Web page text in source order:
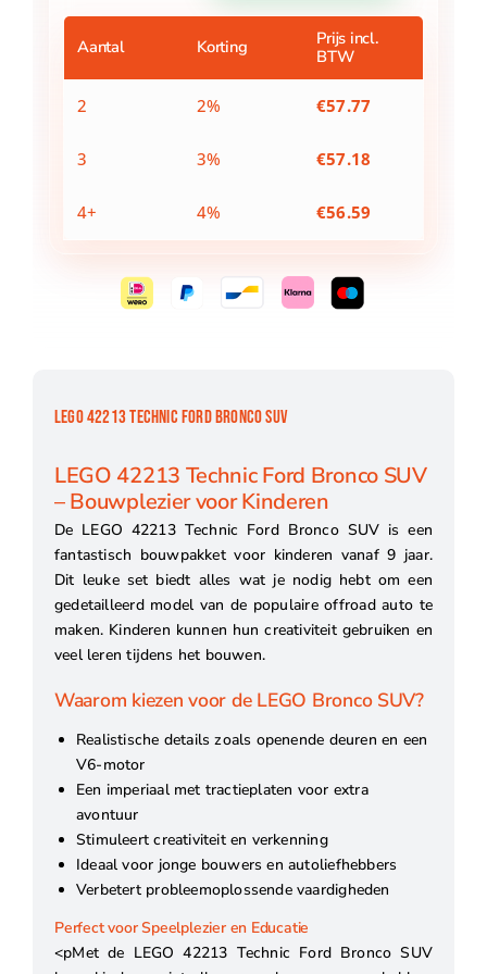
Bronco
Aantal Korting
Prijs incl.
BTW
2 2% €57.77
3 3% €57.18
4+ 4% €56.59
LEGO 42213 TECHNIC FORD BRONCO SUV
LEGO 42213 Technic Ford Bronco SUV
– Bouwplezier voor Kinderen
De LEGO 42213 Technic Ford Bronco SUV is een
fantastisch bouwpakket voor kinderen vanaf 9 jaar.
Dit leuke set biedt alles wat je nodig hebt om een
gedetailleerd model van de populaire offroad auto te
maken. Kinderen kunnen hun creativiteit gebruiken en
veel leren tijdens het bouwen.
Waarom kiezen voor de LEGO Bronco SUV?
Realistische details zoals openende deuren en een
V6-motor
Een imperiaal met tractieplaten voor extra
avontuur
Stimuleert creativiteit en verkenning
Ideaal voor jonge bouwers en autoliefhebbers
Verbetert probleemoplossende vaardigheden
Perfect voor Speelplezier en Educatie
<pMet de LEGO 42213 Technic Ford Bronco SUV